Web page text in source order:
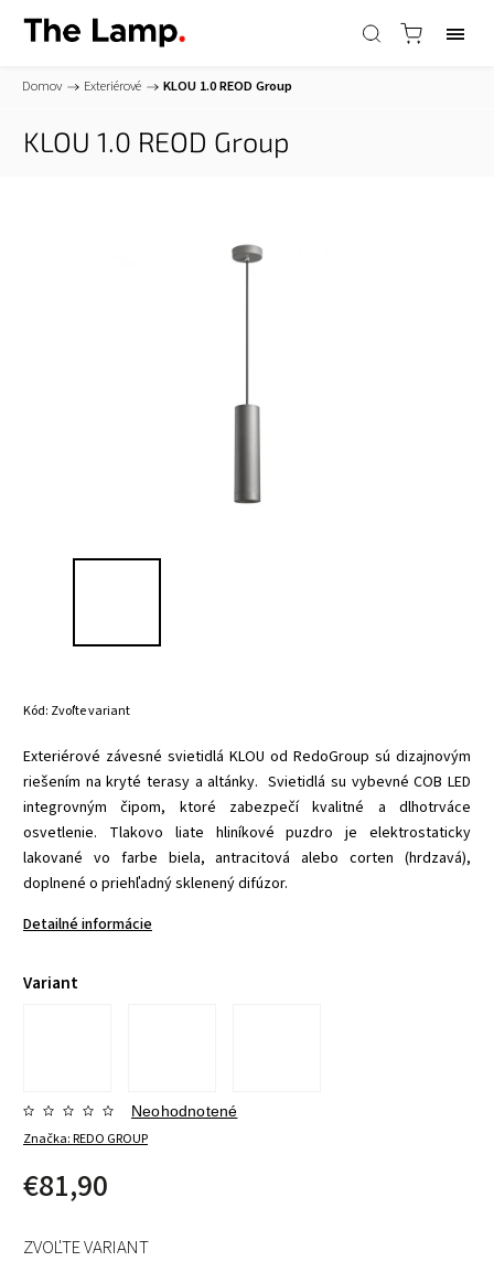
Domov / Exteriérové / KLOU 1.0REOD Group
KLOU 1.0 REOD Group
Kód: Zvoľte variant
Exteriérové závesné svietidlá KLOU od RedoGroup sú dizajnovým
riešením na kryté terasy a altánky.Svietidlá su vybevné COB LED
integrovným čipom, ktoré zabezpečí kvalitné a dlhotrváce
osvetlenie. Tlakovo liate hliníkové puzdro je elektrostaticky
lakované vo farbe biela, antracitová alebo corten (hrdzavá),
doplnené o priehľadný sklenený difúzor.
Detailné informácie
Variant
Značka:REDO GROUP
Neohodnotené
€81,90
ZVOĽTE VARIANT